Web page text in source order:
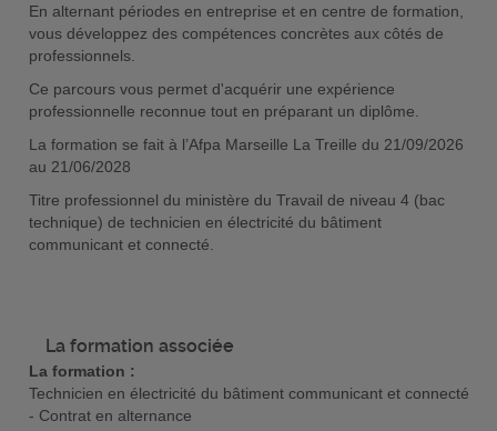
En alternant périodes en entreprise et en centre de formation,
vous développez des compétences concrètes aux côtés de
professionnels.
Ce parcours vous permet d'acquérir une expérience
professionnelle reconnue tout en préparant un diplôme.
La formation se fait à l’Afpa Marseille La Treille du 21/09/2026
au 21/06/2028
Titre professionnel du ministère du Travail de niveau 4 (bac
technique) de technicien en électricité du bâtiment
communicant et connecté.
La formation associée
La formation :
Technicien en électricité du bâtiment communicant et connecté
- Contrat en alternance